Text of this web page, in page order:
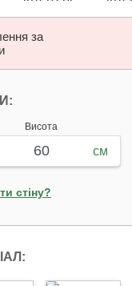
за
Висота
см
стіну?